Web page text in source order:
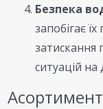
Безпека
запобігає
затискання
ситуацій на